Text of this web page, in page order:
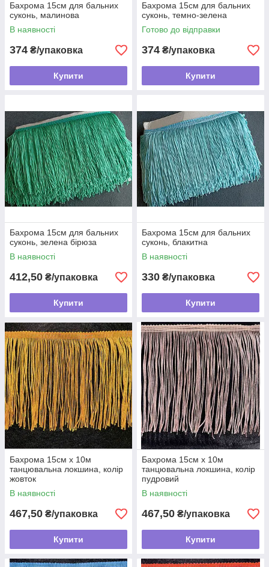
Бахрома 15см для бальних
суконь, малинова
В наявності
374 ₴/упаковка
Купити
Бахрома 15см для бальних
суконь, темно-зелена
Готово до відправки
374 ₴/упаковка
Купити
Бахрома 15см для бальних
суконь, зелена бірюза
В наявності
412,50 ₴/упаковка
Купити
Бахрома 15см для бальних
суконь, блакитна
В наявності
330 ₴/упаковка
Купити
Бахрома 15см х 10м
танцювальна локшина, колір
жовток
В наявності
467,50 ₴/упаковка
Купити
Бахрома 15см х 10м
танцювальна локшина, колір
пудровий
В наявності
467,50 ₴/упаковка
Купити